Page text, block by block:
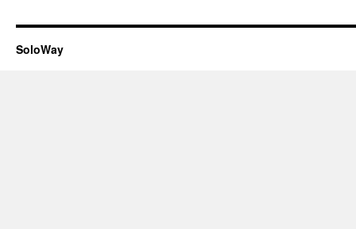
SoloWay